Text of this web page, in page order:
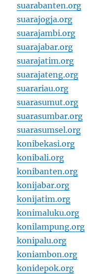
suarabanten.org
suarajogja.org
suarajambi.org
suarajabar.org
suarajatim.org
suarajateng.org
suarariau.org
suarasumut.org
suarasumbar.org
suarasumsel.org
konibekasi.org
konibali.org
konibanten.org
konijabar.org
konijatim.org
konimaluku.org
konilampung.org
konipalu.org
koniambon.org
konidepok.org